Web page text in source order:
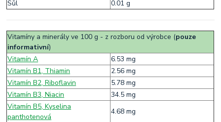
Sůl 0.01 g
Vitamíny a minerály ve 100 g - z rozboru od výrobce (pouze
informativní)
Vitamín A
6.53 mg
Vitamín B1, Thiamin
2.56 mg
Vitamín B2, Riboflavin
5.78 mg
Vitamín B3, Niacin
34.5 mg
Vitamín B5, Kyselina
panthotenová
4.68 mg